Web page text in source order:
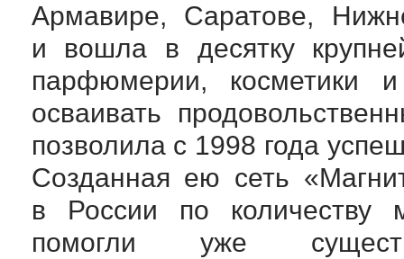
Армавире, Саратове,
и вошла в десятку
парфюмерии, косметики
осваивать
позволила с 1998 года
Созданная ею сеть
в России по количеству
помогли уже